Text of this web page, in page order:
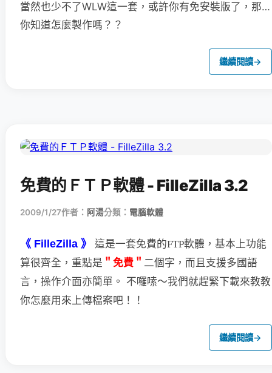
當然也少不了WLW這一套，或許你有免安裝版了，那…
你知道怎麼製作嗎？？
繼續閱讀→
免費的ＦＴＰ軟體 - FilleZilla 3.2
2009/1/27作者： 阿湯分類： 電腦軟體
《 FilleZilla 》
這是一套免費的FTP軟體，基本上功能
算很齊全，重點是 ＂免費＂ 二個字， 而且支援多國語
言，操作介面亦簡單。
不囉嗦～我們就趕緊下載來教教
你怎麼用來上傳檔案吧！！
繼續閱讀→